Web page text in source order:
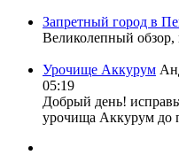
Запретный город в
Великолепный обзор,
Урочище Аккурум
05:19
Добрый день!
урочища Аккурум до